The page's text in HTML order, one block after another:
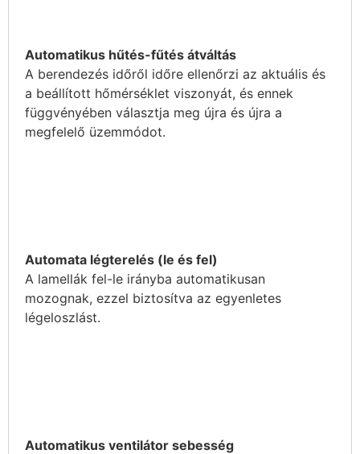
Automatikus hűtés-fűtés átváltás
A berendezés időről időre ellenőrzi az aktuális és
a beállított hőmérséklet viszonyát, és ennek
függvényében választja meg újra és újra a
megfelelő üzemmódot.
Automata légterelés (le és fel)
A lamellák fel-le irányba automatikusan
mozognak, ezzel biztosítva az egyenletes
légeloszlást.
Automatikus ventilátor sebesség